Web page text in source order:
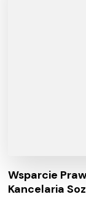
Wsparcie
Kancelaria